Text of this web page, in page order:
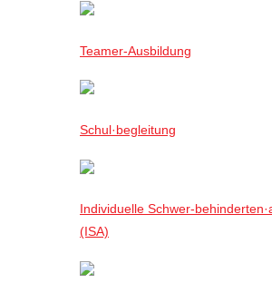
Teamer-Ausbildung
Schul·begleitung
Individuelle Schwer-
(ISA)